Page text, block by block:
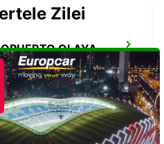
MEDELLIN AEROPUERTO OLAYA HERRERA
Zilei